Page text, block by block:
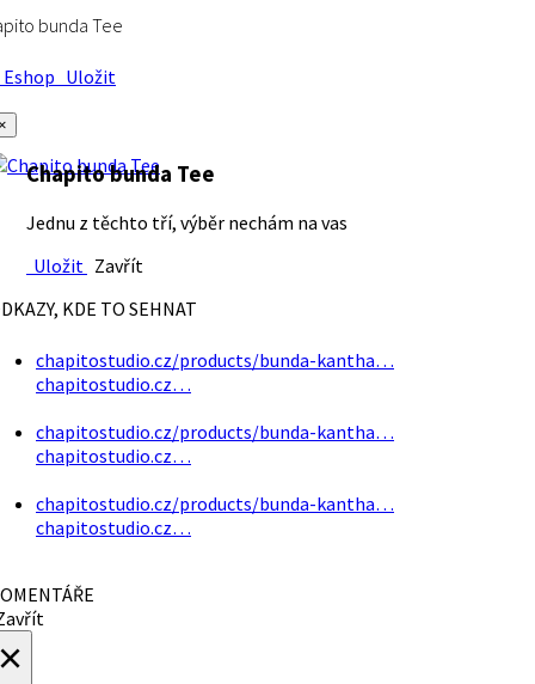
bunda Tee
Uložit
Chapito bunda Tee
Jednu z těchto tří, výběr nechám na vas
Uložit Zavřít
KDE TO SEHNAT
chapitostudio.cz/products/bunda-kantha…
chapitostudio.cz…
chapitostudio.cz/products/bunda-kantha…
chapitostudio.cz…
chapitostudio.cz/products/bunda-kantha…
chapitostudio.cz…